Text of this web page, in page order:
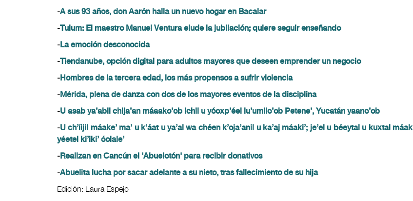
-A sus 93 años, don Aarón halla un nuevo hogar en Bacalar
-Tulum: El maestro Manuel Ventura elude la jubilación; quiere seguir enseñando
-La emoción desconocida
-Tiendanube, opción digital para adultos mayores que deseen emprender un negocio
-Hombres de la tercera edad, los más propensos a sufrir violencia
-Mérida, plena de danza con dos de los mayores eventos de la disciplina
-U asab ya’abil chija’an máaako’ob ichil u yóoxp’éel lu’umilo’ob Petene’, Yucatán yaano’ob
-U ch’íijil máake’ ma’ u k’áat u ya’al wa chéen k’oja’anil u ka’aj máaki’; je’el u béeytal u kuxtal máak
yéetel ki’iki’ óolale’
-Realizan en Cancún el 'Abuelotón' para recibir donativos
-Abuelita lucha por sacar adelante a su nieto, tras fallecimiento de su hija
Edición: Laura Espejo